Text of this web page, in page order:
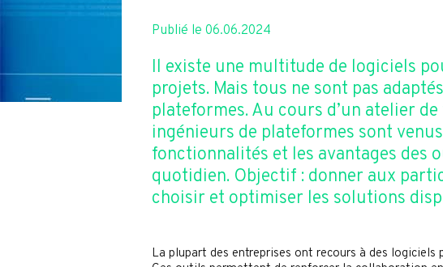
Publié le 06.06.2024
Il existe une multitude de logiciels
projets. Mais tous ne sont pas
plateformes. Au cours d’un atelier
ingénieurs de plateformes sont
fonctionnalités et les avantages des
quotidien. Objectif : donner aux
choisir et optimiser les solutions
La plupart des entreprises ont recours à des